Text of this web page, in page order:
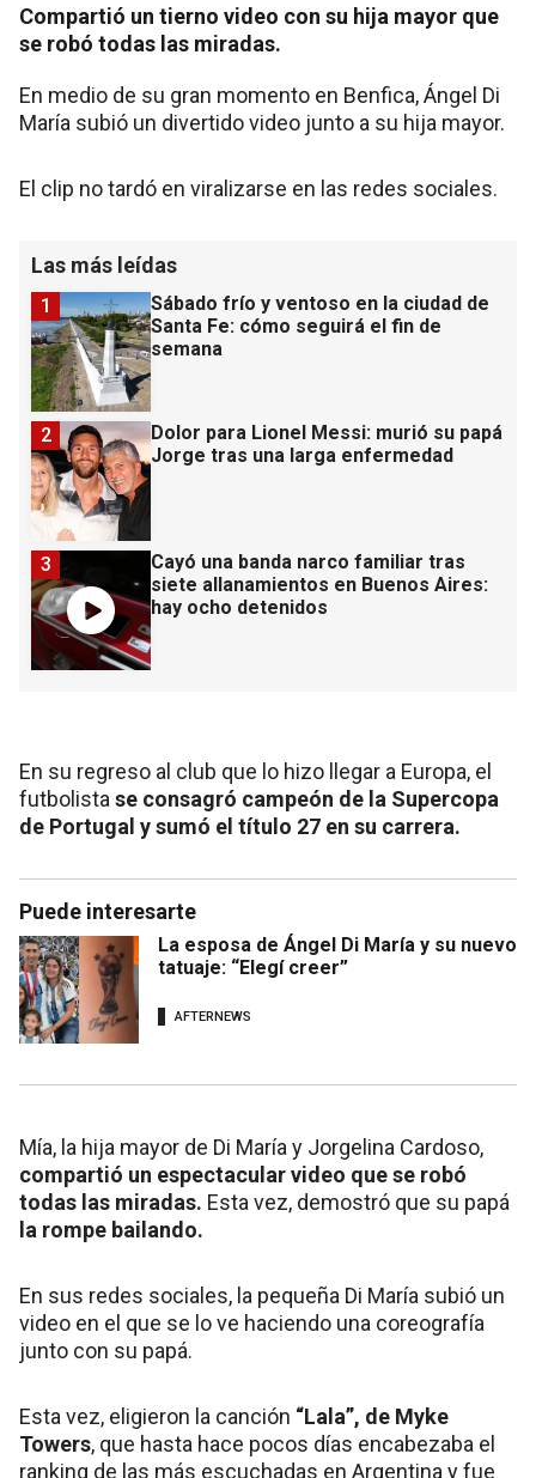
Compartió un tierno video con su hija mayor que
se robó todas las miradas.
En medio de su gran momento en Benfica, Ángel Di
María subió un divertido video junto a su hija mayor.
El clip no tardó en viralizarse en las redes sociales.
Las más leídas
Sábado frío y ventoso en la ciudad de
Santa Fe: cómo seguirá el fin de
semana
1
Dolor para Lionel Messi: murió su papá
Jorge tras una larga enfermedad
2
Cayó una banda narco familiar tras
siete allanamientos en Buenos Aires:
hay ocho detenidos
3
En su regreso al club que lo hizo llegar a Europa, el
futbolista se consagró campeón de la Supercopa
de Portugal y sumó el título 27 en su carrera.
Puede interesarte
La esposa de Ángel Di María y su nuevo
tatuaje: “Elegí creer”
AFTERNEWS
Mía, la hija mayor de Di María y Jorgelina Cardoso,
compartió un espectacular video que se robó
todas las miradas. Esta vez, demostró que su papá
la rompe bailando.
En sus redes sociales, la pequeña Di María subió un
video en el que se lo ve haciendo una coreografía
junto con su papá.
Esta vez, eligieron la canción “Lala”, de Myke
Towers, que hasta hace pocos días encabezaba el
ranking de las más escuchadas en Argentina y fue